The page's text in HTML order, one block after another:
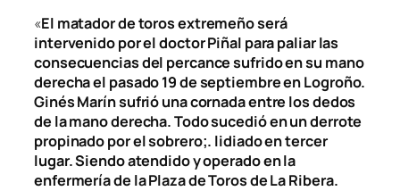
«El matador de toros extremeño será
intervenido por el doctor Piñal para paliar las
consecuencias del percance sufrido en su mano
derecha el pasado 19 de septiembre en Logroño.
Ginés Marín sufrió una cornada entre los dedos
de la mano derecha. Todo sucedió en un derrote
propinado por el sobrero;. lidiado en tercer
lugar. Siendo atendido y operado en la
enfermería de la Plaza de Toros de La Ribera.